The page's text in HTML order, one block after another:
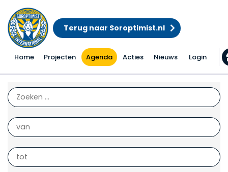
Terug naar Soroptimist.nl
Home Projecten Agenda Acties Nieuws Login
Acties